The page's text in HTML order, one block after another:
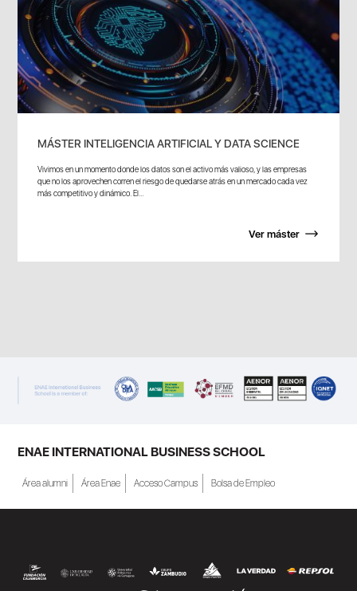
MÁSTER INTELIGENCIA ARTIFICIAL Y DATA SCIENCE
Vivimos en un momento donde los datos son el activo más valioso, y las empresas
que no los aprovechen corren el riesgo de quedarse atrás en un mercado cada vez
más competitivo y dinámico. El...
Ver máster
ENAE INTERNATIONAL BUSINESS SCHOOL
Área alumni Área Enae Acceso Campus Bolsa de Empleo